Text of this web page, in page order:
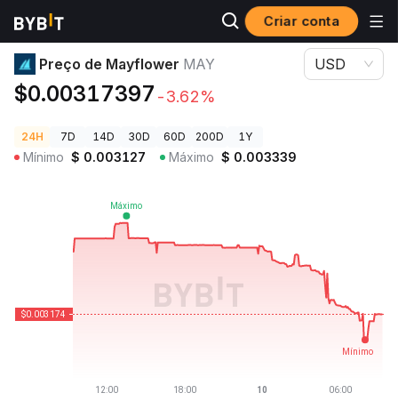
Criar conta
Preços de Criptomoedas Preço de Mayflower MAY
Preço de Mayflower MAY
$0.00317397 -3.62%
USD
24H 7D 14D 30D 60D 200D 1Y
Mínimo $ 0.003127 Máximo $ 0.003339